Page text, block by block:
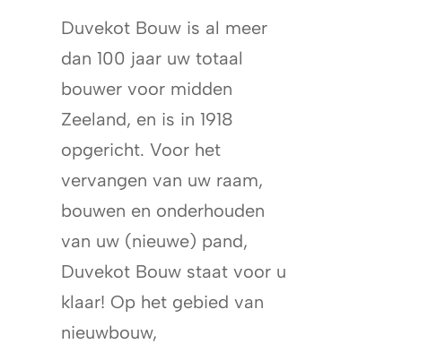
Duvekot Bouw is al meer
dan 100 jaar uw totaal
bouwer voor midden
Zeeland, en is in 1918
opgericht. Voor het
vervangen van uw raam,
bouwen en onderhouden
van uw (nieuwe) pand,
Duvekot Bouw staat voor u
klaar! Op het gebied van
nieuwbouw,